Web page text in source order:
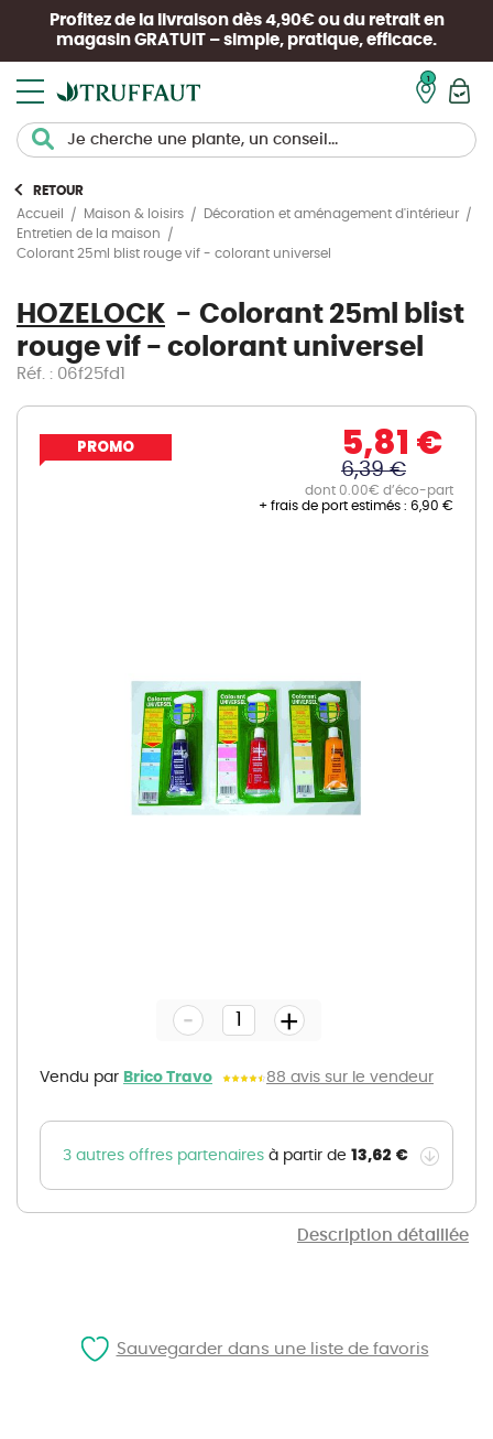
Profitez de la livraison dès 4,90€ ou du retrait en
magasin GRATUIT – simple, pratique, efficace.
RETOUR
Accueil
Maison & loisirs
Décoration et aménagement d'intérieur
Entretien de la maison
Colorant 25ml blist rouge vif - colorant universel
HOZELOCK
Colorant 25ml blist
rouge vif - colorant universel
Réf. : 06f25fd1
Description détaillée
PROMO 5,81 €
6,39 €
dont 0.00€ d’éco-part
+ frais de port estimés : 6,90 €
gallery
Vendu par Brico Travo 88 avis sur le vendeur
- +
3 autres offres partenaires à partir de 13,62 €
Sauvegarder dans une liste de favoris